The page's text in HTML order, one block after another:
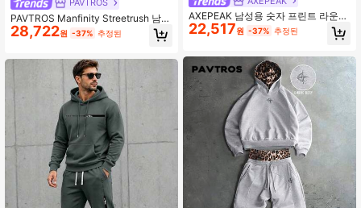
PAVTROS
PAVTROS Manfinity Streetrush 남성
용 보온 안감 스트리트 스타일 인기 IN
S 2-In-1 드로스트링 허리 레터 폼 프
트, 야외 음악 축제, 나이트클럽, 남자
친구/남편 선물, 기념일 선물, 라이트
그레이, 남성용 스포츠웨어 세트, 후드
티 및 스포츠웨어 세트, 디자이너 스포
츠웨어, 2000년대 스타일 남성용 레
터 프린트 후드티 및 스웨트팬츠 세트
남성 2피스 그레이 폼 프린팅, 가을 겨
울 옷
28,722원 -37% 추정된
AXEPEAK 남성용 숫자 프린트 라운드
넥 반소매 티셔츠 및 드로스트링 허리
반바지 캐주얼 슈트
22,517원 -37% 추정된